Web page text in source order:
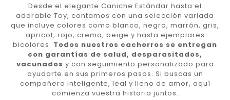
Desde el elegante Caniche Estándar hasta el
adorable Toy, contamos con una selección variada
que incluye colores como blanco, negro, marrón, gris,
apricot, rojo, crema, beige y hasta ejemplares
bicolores. Todos nuestros cachorros se entregan
con garantías de salud, desparasitados,
vacunados y con seguimiento personalizado para
ayudarte en sus primeros pasos. Si buscas un
compañero inteligente, leal y lleno de amor, aquí
comienza vuestra historia juntos.